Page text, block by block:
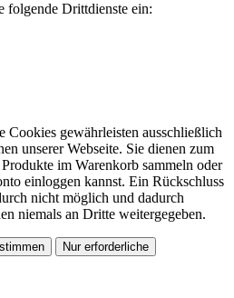
folgende Drittdienste ein:
Cookies gewährleisten ausschließlich
unserer Webseite. Sie dienen zum
im Warenkorb sammeln oder
einloggen kannst. Ein Rückschluss
nicht möglich und dadurch
niemals an Dritte weitergegeben.
Nur erforderliche